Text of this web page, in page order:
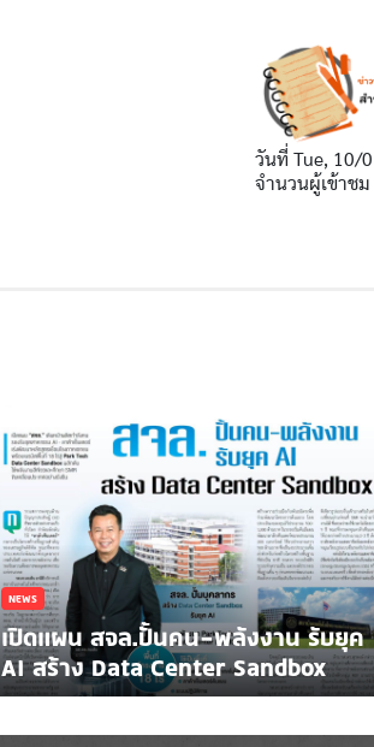
วันที่Tue, 10/
จำนวนผู้เข้าชม
NEWS
เปิดแผน สจล.ปั้นคน-พลังงาน รับยุค
AI สร้าง Data Center Sandbox